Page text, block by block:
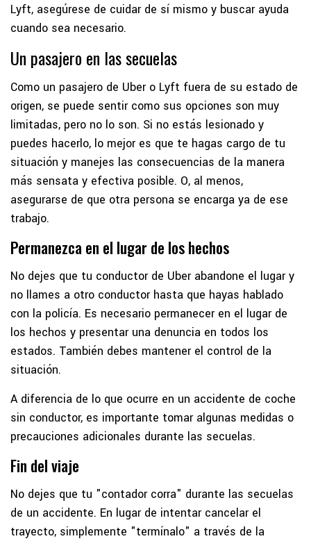
Lyft, asegúrese de cuidar de sí mismo y buscar ayuda
cuando sea necesario.
Un pasajero en las secuelas
Como un pasajero de Uber o Lyft fuera de su estado de
origen, se puede sentir como sus opciones son muy
limitadas, pero no lo son. Si no estás lesionado y
puedes hacerlo, lo mejor es que te hagas cargo de tu
situación y manejes las consecuencias de la manera
más sensata y efectiva posible. O, al menos,
asegurarse de que otra persona se encarga ya de ese
trabajo.
Permanezca en el lugar de los hechos
No dejes que tu conductor de Uber abandone el lugar y
no llames a otro conductor hasta que hayas hablado
con la policía. Es necesario permanecer en el lugar de
los hechos y presentar una denuncia en todos los
estados. También debes mantener el control de la
situación.
A diferencia de lo que ocurre en un accidente de coche
sin conductor, es importante tomar algunas medidas o
precauciones adicionales durante las secuelas.
Fin del viaje
No dejes que tu "contador corra" durante las secuelas
de un accidente. En lugar de intentar cancelar el
trayecto, simplemente "termínalo" a través de la